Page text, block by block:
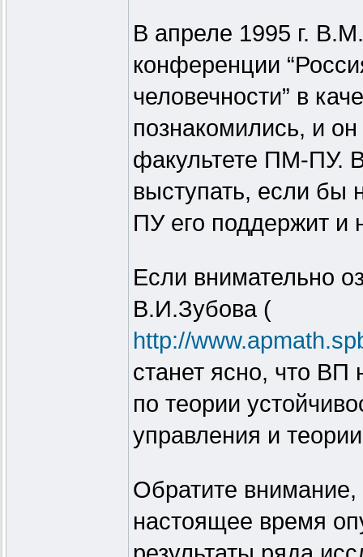
В апреле 1995 г.
конференции
человечности” в
познакомились, и
факультете ПМ-ПУ.
выступать, если бы
ПУ его поддержит и
Если внимательно
В.И.Зубова (
http://
станет ясно, что ВП
по теории
управления и
Обратите
настоящее время